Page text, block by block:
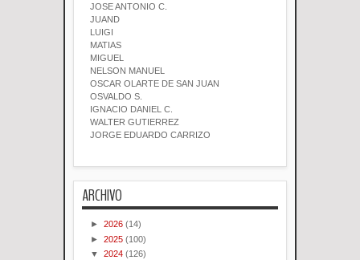
JOSE ANTONIO C.
JUAND
LUIGI
MATIAS
MIGUEL
NELSON MANUEL
OSCAR OLARTE DE SAN JUAN
OSVALDO S.
IGNACIO DANIEL C.
WALTER GUTIERREZ
JORGE EDUARDO CARRIZO
ARCHIVO
► 2026 (14)
► 2025 (100)
▼ 2024 (126)